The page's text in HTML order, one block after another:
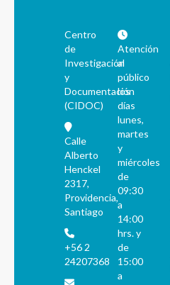
Centro
de
Investigación
y
Documentación
(CIDOC)
Calle
Alberto
Henckel
2317,
Providencia,
Santiago
+56 2
24207368
Atención
al
público
los
días
lunes,
martes
y
miércoles
de
09:30
a
14:00
hrs. y
de
15:00
a